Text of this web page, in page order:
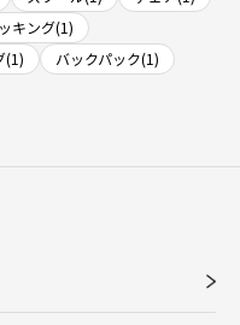
キング(1)
(1)
バックパック(1)